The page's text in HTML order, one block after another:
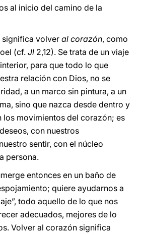
al inicio del camino de la
significa volver al corazón, como
(cf. Jl 2,12). Se trata de un viaje
para que todo lo que
relación con Dios, no se
a un marco sin pintura, a un
sino que nazca desde dentro y
los movimientos del corazón; es
con nuestros
sentir, con el núcleo
persona.
entonces en un baño de
quiere ayudarnos a
todo aquello de lo que nos
adecuados, mejores de lo
Volver al corazón significa